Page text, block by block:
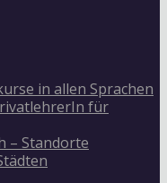
in allen Sprachen
für
– Standorte